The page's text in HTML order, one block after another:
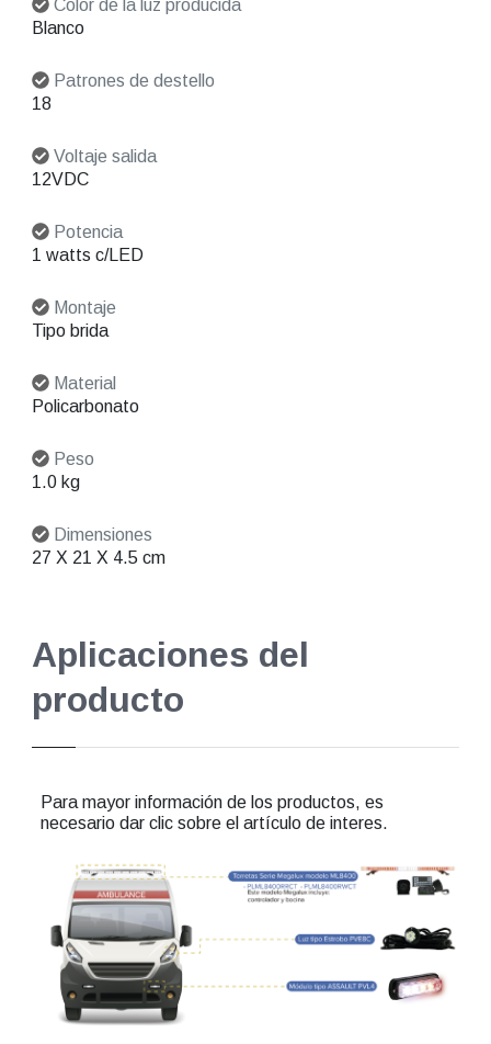
Color de la luz producida
Blanco
Patrones de destello
18
Voltaje salida
12VDC
Potencia
1 watts c/LED
Montaje
Tipo brida
Material
Policarbonato
Peso
1.0 kg
Dimensiones
27 X 21 X 4.5 cm
Aplicaciones del
producto
Para mayor información de los productos, es
necesario dar clic sobre el artículo de interes.